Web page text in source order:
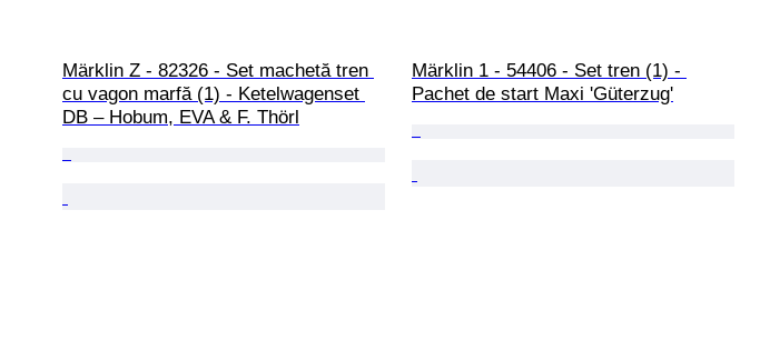
Märklin Z - 82326 - Set machetă tren
cu vagon marfă (1) - Ketelwagenset
DB – Hobum, EVA & F. Thörl
Märklin 1 - 54406 - Set tren (1) -
Pachet de start Maxi 'Güterzug'